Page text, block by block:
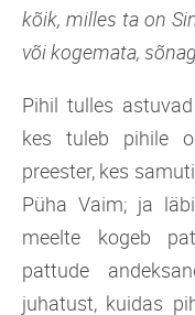
kõik, milles ta on
või kogemata,
Pihil tulles
kes tuleb pihile
preester, kes
Püha Vaim; ja
meelte kogeb
pattude
juhatust, kuidas